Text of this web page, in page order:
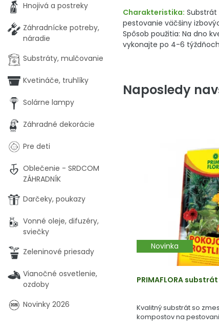
Charakteristika: Substrát
pestovanie väčšiny
Spôsob použitia: Na dno
vykonajte po 4-6
Naposledy
Novinka
PRIMAFLORA substrát
Kvalitný substrát so
kompostov na
Hnojivá a postreky
Záhradnícke potreby,
náradie
Substráty, mulčovanie
Kvetináče, truhlíky
Solárne lampy
Záhradné dekorácie
Pre deti
Oblečenie - SRDCOM
ZÁHRADNÍK
Darčeky, poukazy
Vonné oleje, difuzéry,
sviečky
Zeleninové priesady
Vianočné osvetlenie,
ozdoby
Novinky 2026